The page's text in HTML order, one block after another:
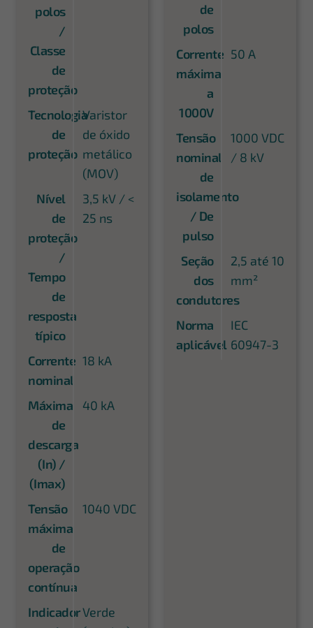
polos
/
Classe
de
proteção
Tecnologia
de
proteção
Varistor
de óxido
metálico
(MOV)
Nível
de
proteção
/
Tempo
de
resposta
típico
3,5 kV / <
25 ns
Corrente
nominal
18 kA
Máxima
de
descarga
(In) /
(Imax)
40 kA
Tensão
máxima
de
operação
contínua
1040 VDC
IndicadorVerde
de
polos
Corrente
máxima
a
1000V
50 A
Tensão
nominal
de
isolamento
/ De
pulso
1000 VDC
/ 8 kV
Seção
dos
condutores
2,5 até 10
mm²
Norma
aplicável
IEC
60947-3